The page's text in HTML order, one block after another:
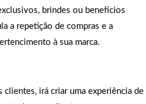
brindes ou benefícios
a repetição de compras e a
à sua marca.
irá criar uma experiência de